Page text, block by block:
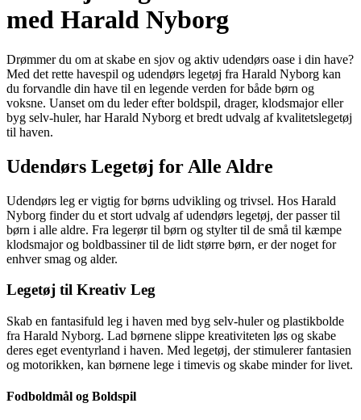
med Harald Nyborg
Drømmer du om at skabe en sjov og aktiv udendørs oase i din have?
Med det rette havespil og udendørs legetøj fra Harald Nyborg kan
du forvandle din have til en legende verden for både børn og
voksne. Uanset om du leder efter boldspil, drager, klodsmajor eller
byg selv-huler, har Harald Nyborg et bredt udvalg af kvalitetslegetøj
til haven.
Udendørs Legetøj for Alle Aldre
Udendørs leg er vigtig for børns udvikling og trivsel. Hos Harald
Nyborg finder du et stort udvalg af udendørs legetøj, der passer til
børn i alle aldre. Fra legerør til børn og stylter til de små til kæmpe
klodsmajor og boldbassiner til de lidt større børn, er der noget for
enhver smag og alder.
Legetøj til Kreativ Leg
Skab en fantasifuld leg i haven med byg selv-huler og plastikbolde
fra Harald Nyborg. Lad børnene slippe kreativiteten løs og skabe
deres eget eventyrland i haven. Med legetøj, der stimulerer fantasien
og motorikken, kan børnene lege i timevis og skabe minder for livet.
Fodboldmål og Boldspil